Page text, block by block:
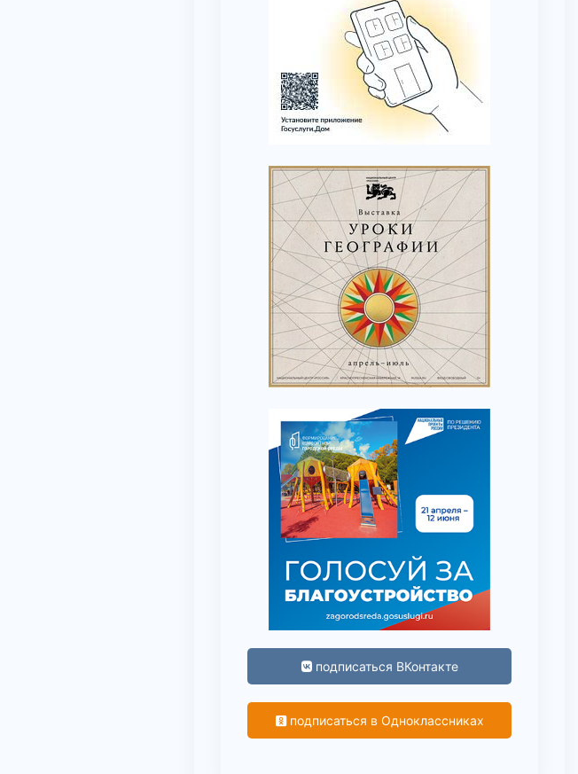
подписаться ВКонтакте
подписаться в Одноклассниках